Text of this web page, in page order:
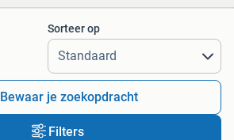
Alle afstanden…
Sorteer op
Bewaar je zoekopdracht
Filters